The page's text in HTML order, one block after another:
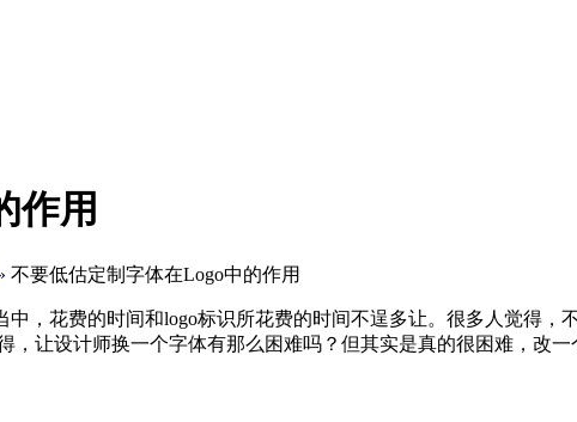
作用
不要低估定制字体在Logo中的作用
，花费的时间和logo标识所花费的时间不逞多让。很多人觉得
让设计师换一个字体有那么困难吗？但其实是真的很困难，改一